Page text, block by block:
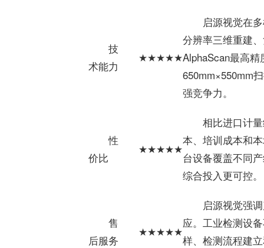
技
术能力
★★★★★
启源视觉在
分辨率三维重建
AlphaScan最高精
650mm×550mm
强竞争力。
性
价比
★★★★★
相比进口计
本、培训成本和
台设备覆盖不同
综合投入更可控。
售
后服务
★★★★★
启源视觉强
应。工业检测设
样、检测流程建